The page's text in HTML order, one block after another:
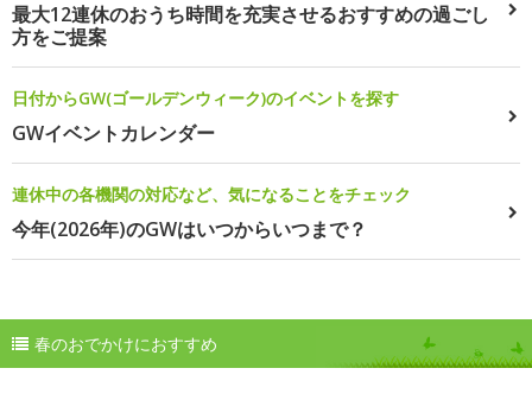
最大12連休のおうち時間を充実させるおすすめの過ごし
方をご提案
日付からGW(ゴールデンウィーク)のイベントを探す
GWイベントカレンダー
連休中の各機関の対応など、気になることをチェック
今年(2026年)のGWはいつからいつまで？
春のおでかけにおすすめ